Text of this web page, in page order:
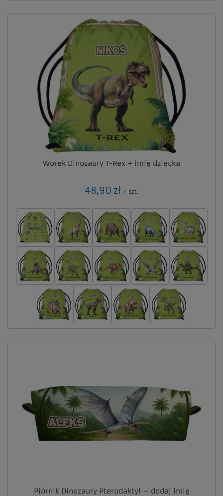
Worek Dinozaury T-Rex + imię dziecka
48,90 zł / szt.
Piórnik Dinozaury Pterodaktyl – dodaj imię